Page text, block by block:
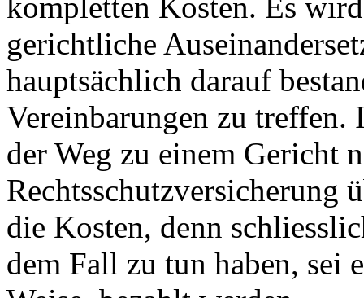
gerichtliche
hauptsächlich darauf
Vereinbarungen zu
der Weg zu einem Gericht
Rechtsschutzversicherung
die Kosten, denn
dem Fall zu tun haben, sei